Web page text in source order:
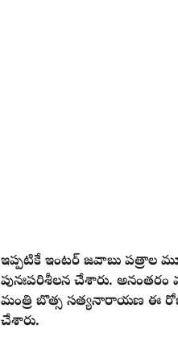
ఇప్పటికే ఇంట‌ర్‌ జవాబు పత్రాల
పునఃపరిశీలన చేశారు.
మంత్రి బొత్స సత్యనారాయణ ఈ
చేశారు.